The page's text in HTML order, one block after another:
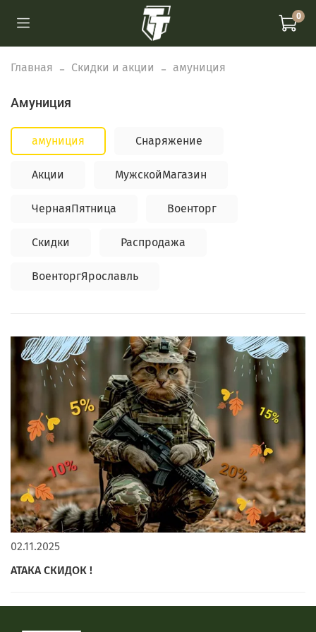
0
Главная Скидки и акции амуниция
амуниция
амуниция Снаряжение
Акции МужскойМагазин
ЧернаяПятница Военторг
Скидки Распродажа
ВоенторгЯрославль
02.11.2025
АТАКА СКИДОК !